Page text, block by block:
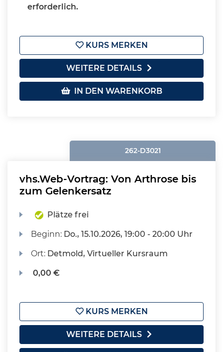
erforderlich.
KURS MERKEN
WEITERE DETAILS
IN DEN WARENKORB
262-D3021
vhs.Web-Vortrag: Von Arthrose bis
zum Gelenkersatz
Plätze frei
Beginn: Do., 15.10.2026, 19:00 - 20:00 Uhr
Ort: Detmold, Virtueller Kursraum
0,00 €
KURS MERKEN
WEITERE DETAILS